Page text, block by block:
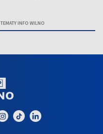
TEMATY INFO WILNO